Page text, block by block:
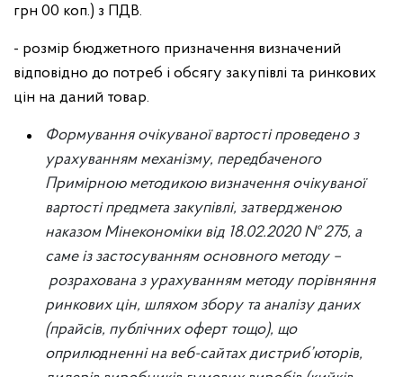
грн 00 коп.) з ПДВ.
- розмір бюджетного призначення визначений
відповідно до потреб і обсягу закупівлі та ринкових
цін на даний товар.
Формування очікуваної вартості проведено з
урахуванням механізму, передбаченого
Примірною методикою визначення очікуваної
вартості предмета закупівлі, затвердженою
наказом Мінекономіки від 18.02.2020 № 275, а
саме із застосуванням основного методу –
розрахована з урахуванням методу порівняння
ринкових цін, шляхом збору та аналізу даних
(прайсів, публічних оферт тощо), що
оприлюдненні на веб-сайтах дистриб’юторів,